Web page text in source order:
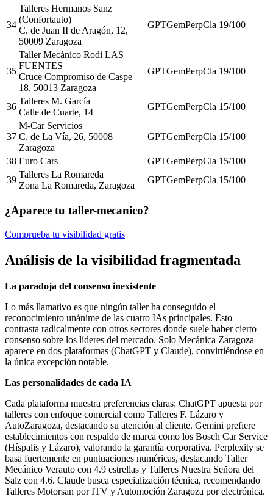
34
Talleres Hermanos Sanz
(Confortauto)
C. de Juan II de Aragón, 12,
50009 Zaragoza
GPTGemPerpCla 19/100
35
Taller Mecánico Rodi LAS
FUENTES
Cruce Compromiso de Caspe
18, 50013 Zaragoza
GPTGemPerpCla 19/100
36
Talleres M. García
Calle de Cuarte, 14
GPTGemPerpCla 15/100
37
M-Car Servicios
C. de La Vía, 26, 50008
Zaragoza
GPTGemPerpCla 15/100
38 Euro Cars GPTGemPerpCla 15/100
39
Talleres La Romareda
Zona La Romareda, Zaragoza
GPTGemPerpCla 15/100
¿Aparece tu taller-mecanico?
Comprueba tu visibilidad gratis
Análisis de la visibilidad fragmentada
La paradoja del consenso inexistente
Lo más llamativo es que ningún taller ha conseguido el
reconocimiento unánime de las cuatro IAs principales. Esto
contrasta radicalmente con otros sectores donde suele haber cierto
consenso sobre los líderes del mercado. Solo Mecánica Zaragoza
aparece en dos plataformas (ChatGPT y Claude), convirtiéndose en
la única excepción notable.
Las personalidades de cada IA
Cada plataforma muestra preferencias claras: ChatGPT apuesta por
talleres con enfoque comercial como Talleres F. Lázaro y
AutoZaragoza, destacando su atención al cliente. Gemini prefiere
establecimientos con respaldo de marca como los Bosch Car Service
(Híspalis y Lázaro), valorando la garantía corporativa. Perplexity se
basa fuertemente en puntuaciones numéricas, destacando Taller
Mecánico Verauto con 4.9 estrellas y Talleres Nuestra Señora del
Salz con 4.6. Claude busca especialización técnica, recomendando
Talleres Motorsan por ITV y Automoción Zaragoza por electrónica.